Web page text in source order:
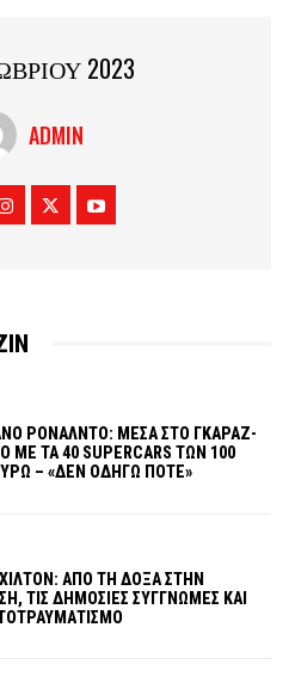
2023
ADMIN
ΡΟΝΑΛΝΤΟ: ΜΕΣΑ ΣΤΟ ΓΚΑΡΑΖ-
ΜΕ ΤΑ 40 SUPERCARS ΤΩΝ 100
– «ΔΕΝ ΟΔΗΓΩ ΠΟΤΕ»
ΑΠΟ ΤΗ ΔΟΞΑ ΣΤΗΝ
ΤΙΣ ΔΗΜΟΣΙΕΣ ΣΥΓΓΝΩΜΕΣ ΚΑΙ